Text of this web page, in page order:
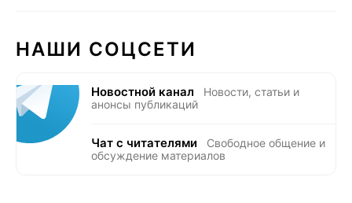
НАШИ СОЦСЕТИ
Новостной канал
Новости, статьи и
анонсы публикаций
Чат с читателями
Свободное общение и
обсуждение материалов